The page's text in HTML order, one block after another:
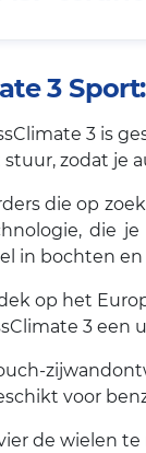
3
3 is
zodat je
die op
die
in bochten
op het
3
voor
de wielen